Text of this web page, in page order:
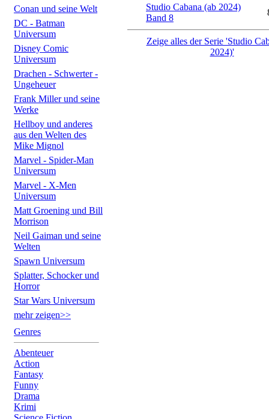
Conan und seine Welt
DC - Batman
Universum
Disney Comic
Universum
Drachen - Schwerter -
Ungeheuer
Frank Miller und seine
Werke
Hellboy und anderes
aus den Welten des
Mike Mignol
Marvel - Spider-Man
Universum
Marvel - X-Men
Universum
Matt Groening und Bill
Morrison
Neil Gaiman und seine
Welten
Spawn Universum
Splatter, Schocker und
Horror
Star Wars Universum
mehr zeigen>>
Genres
Abenteuer
Action
Fantasy
Funny
Drama
Krimi
Studio Cabana (ab 2024)
Band 8
Zeige alles der Serie 'Studio
2024)'